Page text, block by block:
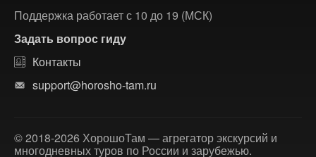
Поддержка работает с 10 до 19 (МСК)
Задать вопрос гиду
Контакты
support@horosho-tam.ru
© 2018-2026 ХорошоТам — агрегатор экскурсий и
многодневных туров по России и зарубежью.